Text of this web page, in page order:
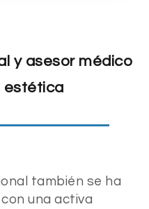
y asesor médico
estética
también se ha
una activa